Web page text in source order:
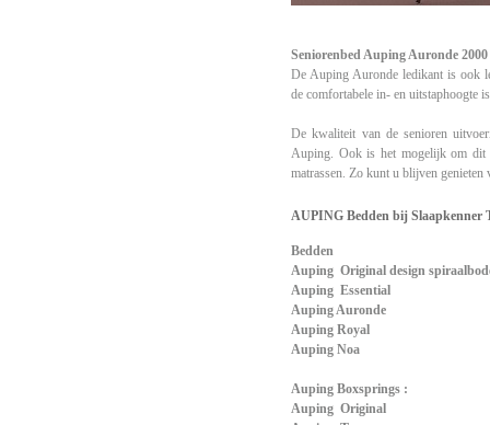
Seniorenbed Auping Auronde 2000
De Auping Auronde ledikant is ook
de comfortabele in- en uitstaphoogte
De kwaliteit van de senioren
Auping. Ook is het mogelijk om dit
matrassen. Zo kunt u blijven
AUPING Bedden bij Slaapkenner
Bedden
Auping Original design
Auping Essential
Auping Auronde
Auping Royal
Auping Noa
Auping Boxsprings :
Auping Original